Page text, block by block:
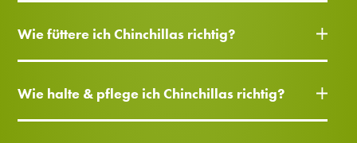
Wie füttere ich Chinchillas richtig?
Wie halte & pflege ich Chinchillas richtig?